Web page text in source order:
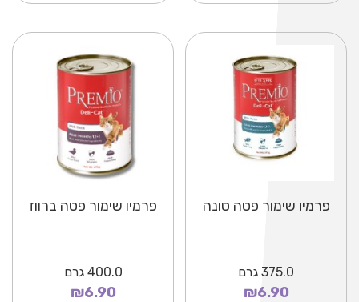
פרמיו שימור פטה טונה
375.0 גרם
₪6.90
פרמיו שימור פטה ברווז
400.0 גרם
₪6.90